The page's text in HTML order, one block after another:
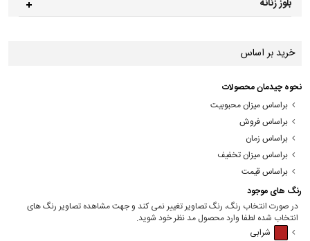
بلوز زنانه
خرید بر اساس
نحوه چیدمان محصولات
براساس میزان محبوبیت
براساس فروش
براساس زمان
براساس میزان تخفیف
براساس قیمت
رنگ های موجود
در صورت انتخاب رنگ، رنگ تصاویر تغییر نمی کند و جهت مشاهده تصاویر رنگ های
انتخاب شده لطفا وارد محصول مد نظر خود شوید.
شرابی